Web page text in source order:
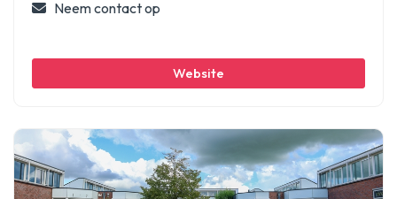
Neem contact op
Website